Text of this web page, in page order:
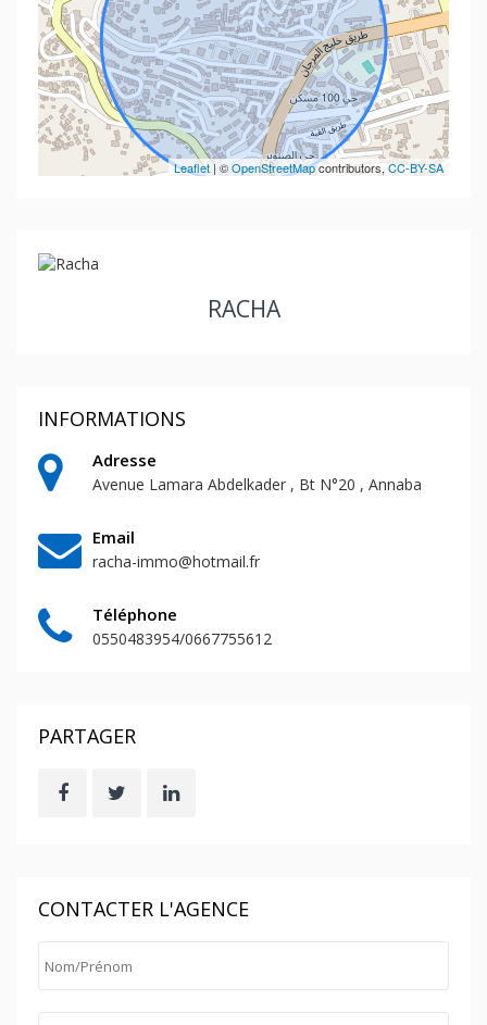
Leaflet| ©OpenStreetMapcontributors,CC-BY-SA
RACHA
INFORMATIONS
Adresse
Avenue Lamara Abdelkader , Bt N°20 , Annaba
Email
racha-immo@hotmail.fr
Téléphone
0550483954/0667755612
PARTAGER
CONTACTER L'AGENCE